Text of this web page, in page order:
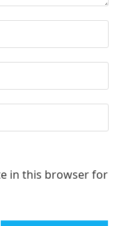
in this browser for